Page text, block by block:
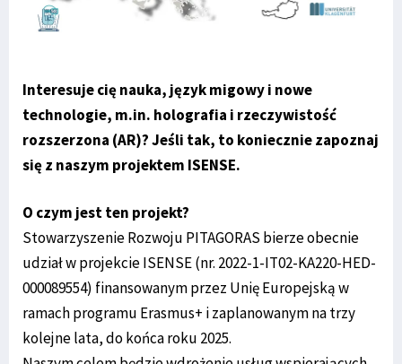
Interesuje cię nauka, język migowy i nowe
technologie, m.in. holografia i rzeczywistość
rozszerzona (AR)? Jeśli tak, to koniecznie zapoznaj
się z naszym projektem ISENSE.
O czym jest ten projekt?
Stowarzyszenie Rozwoju PITAGORAS bierze obecnie
udział w projekcie ISENSE (nr. 2022-1-IT02-KA220-HED-
000089554) finansowanym przez Unię Europejską w
ramach programu Erasmus+ i zaplanowanym na trzy
kolejne lata, do końca roku 2025.